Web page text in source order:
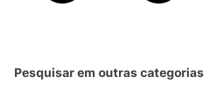
Pesquisar em outras categorias